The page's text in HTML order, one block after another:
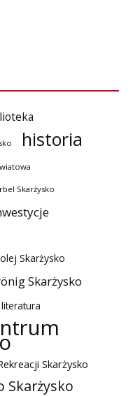
historia
Skarżysko
Skarżysko
Skarżysko
literatura
Skarżysko
Skarżysko